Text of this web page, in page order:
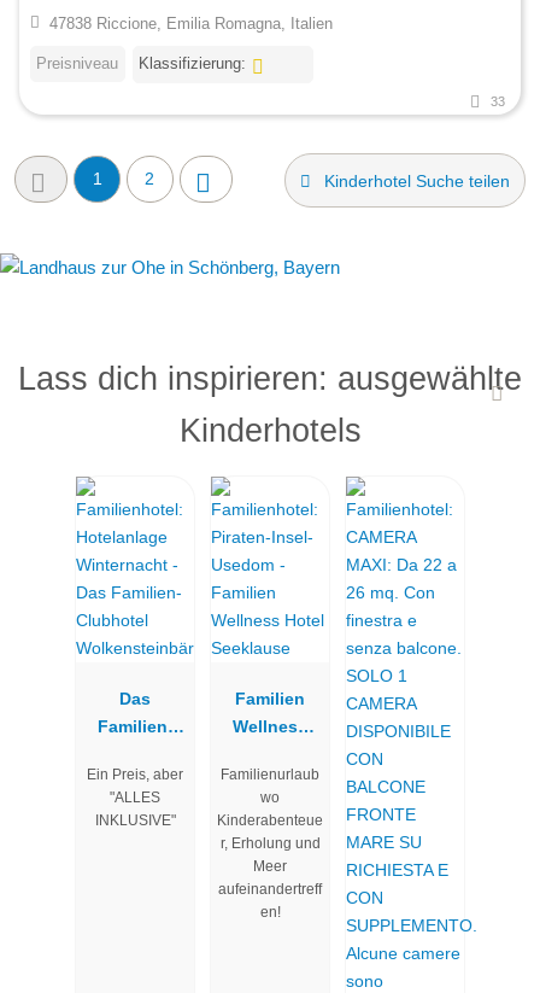
47838 Riccione, Emilia Romagna, Italien
Preisniveau Klassifizierung:
33
1 2 Kinderhotel Suche teilen
Lass dich inspirieren: ausgewählte
Kinderhotels
Das
Familien-
Wolkenstein
Ein Preis, aber
"ALLES
INKLUSIVE"
Familien
Wellness
Seeklause
Familienurlaub
wo
Kinderabenteue
r, Erholung und
Meer
aufeinandertreff
en!